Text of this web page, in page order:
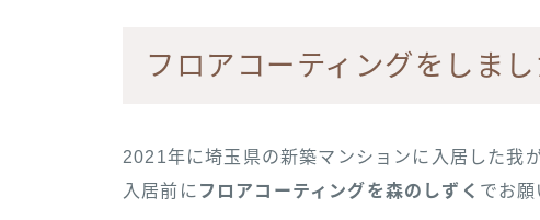
フロアコーティングをしまし
2021年に埼玉県の新築マンションに入居した我が
入居前に フロアコーティングを森のしずく でお願